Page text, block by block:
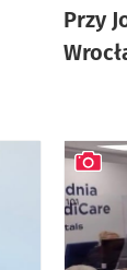
Przy